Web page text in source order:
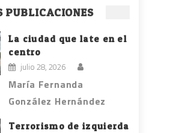
PUBLICACIONES
La ciudad que late en el
centro
julio 28, 2026
María Fernanda
González Hernández
Terrorismo de izquierda